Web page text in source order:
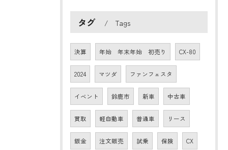
タグ Tags
決算 年始 年末年始 初売り CX-80
2024 マツダ ファンフェスタ
イベント 鈴鹿市 新車 中古車
買取 軽自動車 普通車 リース
鈑金 注文販売 試乗 保険 CX